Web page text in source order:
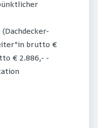
brutto €
€ 2.886,- -